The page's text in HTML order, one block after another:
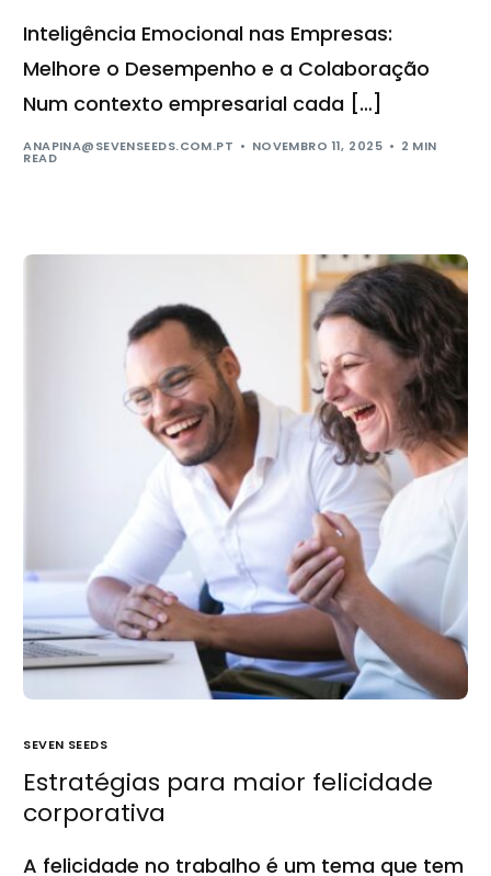
Inteligência Emocional nas Empresas:
Melhore o Desempenho e a Colaboração
Num contexto empresarial cada […]
ANAPINA@SEVENSEEDS.COM.PT NOVEMBRO 11, 2025 2 MIN
READ
SEVEN SEEDS
Estratégias para maior felicidade
corporativa
A felicidade no trabalho é um tema que tem